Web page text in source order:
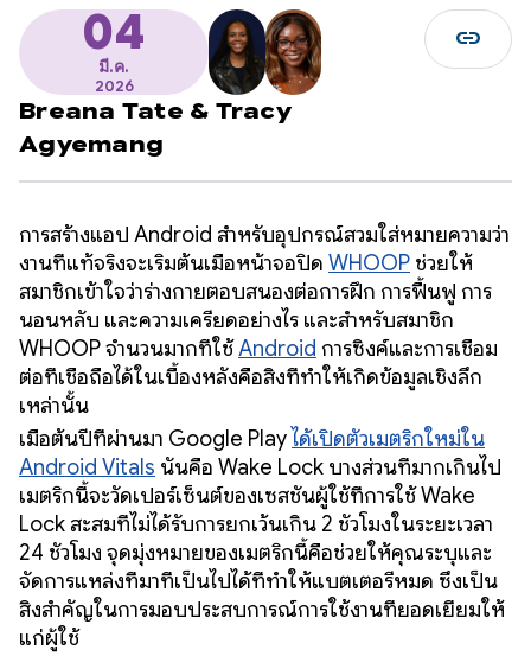
04
มี.ค.
2026
Breana Tate & Tracy
Agyemang
link
การสร้างแอป Android สำหรับอุปกรณ์สวมใส่หมายความว่า
งานที่แท้จริงจะเริ่มต้นเมื่อหน้าจอปิด WHOOP ช่วยให้
สมาชิกเข้าใจว่าร่างกายตอบสนองต่อการฝึก การฟื้นฟู การ
นอนหลับ และความเครียดอย่างไร และสำหรับสมาชิก
WHOOP จำนวนมากที่ใช้Android การซิงค์และการเชื่อม
ต่อที่เชื่อถือได้ในเบื้องหลังคือสิ่งที่ทำให้เกิดข้อมูลเชิงลึก
เหล่านั้น
เมื่อต้นปีที่ผ่านมา Google Playได้เปิดตัวเมตริกใหม่ใน
Android Vitals นั่นคือ Wake Lock บางส่วนที่มากเกินไป
เมตริกนี้จะวัดเปอร์เซ็นต์ของเซสชันผู้ใช้ที่การใช้ Wake
Lock สะสมที่ไม่ได้รับการยกเว้นเกิน 2 ชั่วโมงในระยะเวลา
24 ชั่วโมง จุดมุ่งหมายของเมตริกนี้คือช่วยให้คุณระบุและ
จัดการแหล่งที่มาที่เป็นไปได้ที่ทำให้แบตเตอรี่หมด ซึ่งเป็น
สิ่งสำคัญในการมอบประสบการณ์การใช้งานที่ยอดเยี่ยมให้
แก่ผู้ใช้